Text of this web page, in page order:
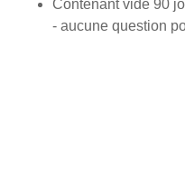
Contenant vide 90
- aucune question